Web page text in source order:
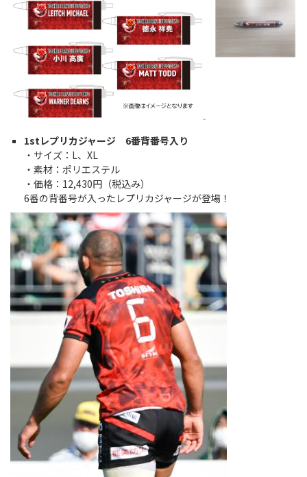
1stレプリカジャージ 6番背番号入り
・サイズ：L、XL
・素材：ポリエステル
・価格：12,430円（税込み）
6番の背番号が入ったレプリカジャージが登場！